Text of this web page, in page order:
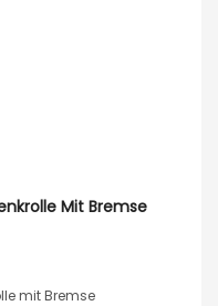
Mit Bremse
mit Bremse